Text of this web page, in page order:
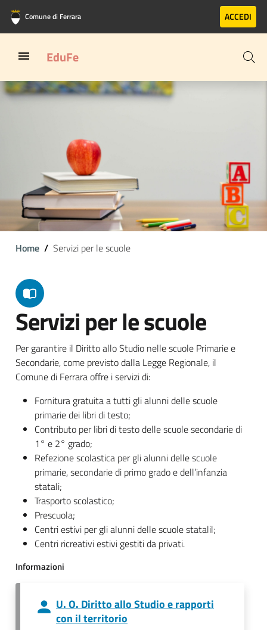
Vai al contenuto principale
Vai al footer
Comune di Ferrara ACCEDI
EduFe
Home Servizi per le scuole
Servizi per le scuole
Per garantire il Diritto allo Studio nelle scuole Primarie e
Secondarie, come previsto dalla Legge Regionale, il
Comune di Ferrara offre i servizi di:
Fornitura gratuita a tutti gli alunni delle scuole
primarie dei libri di testo;
Contributo per libri di testo delle scuole secondarie di
1° e 2° grado;
Refezione scolastica per gli alunni delle scuole
primarie, secondarie di primo grado e dell’infanzia
statali;
Trasporto scolastico;
Prescuola;
Centri estivi per gli alunni delle scuole statalil;
Centri ricreativi estivi gestiti da privati.
Informazioni
U. O. Diritto allo Studio e rapporti
con il territorio